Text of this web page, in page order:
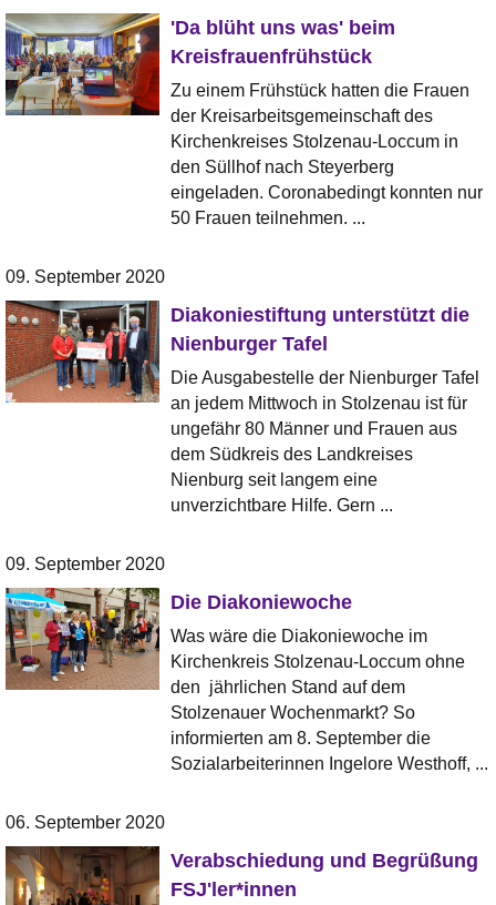
'Da blüht uns was' beim
Kreisfrauenfrühstück
Zu einem Frühstück hatten die Frauen
der Kreisarbeitsgemeinschaft des
Kirchenkreises Stolzenau-Loccum in
den Süllhof nach Steyerberg
eingeladen. Coronabedingt konnten nur
50 Frauen teilnehmen. ...
09. September 2020
Diakoniestiftung unterstützt die
Nienburger Tafel
Die Ausgabestelle der Nienburger Tafel
an jedem Mittwoch in Stolzenau ist für
ungefähr 80 Männer und Frauen aus
dem Südkreis des Landkreises
Nienburg seit langem eine
unverzichtbare Hilfe. Gern ...
09. September 2020
Die Diakoniewoche
Was wäre die Diakoniewoche im
Kirchenkreis Stolzenau-Loccum ohne
den jährlichen Stand auf dem
Stolzenauer Wochenmarkt? So
informierten am 8. September die
Sozialarbeiterinnen Ingelore Westhoff, ...
06. September 2020
Verabschiedung und Begrüßung
FSJ'ler*innen